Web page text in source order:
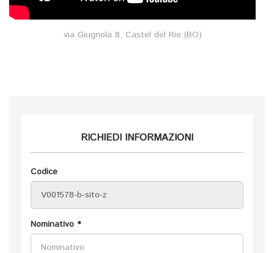
via Giugnola 8, Castel del Rio (BO)
RICHIEDI INFORMAZIONI
Codice
Nominativo *